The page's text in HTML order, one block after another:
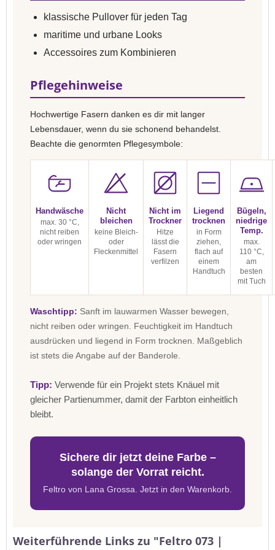
klassische Pullover für jeden Tag
maritime und urbane Looks
Accessoires zum Kombinieren
Pflegehinweise
Hochwertige Fasern danken es dir mit langer
Lebensdauer, wenn du sie schonend behandelst.
Beachte die genormten Pflegesymbole:
Handwäsche
max. 30 °C,
nicht reiben
oder wringen
Nicht
bleichen
keine Bleich-
oder
Fleckenmittel
Nicht im
Trockner
Hitze
lässt die
Fasern
verfilzen
Liegend
trocknen
in Form
ziehen,
flach auf
einem
Handtuch
Bügeln,
niedrige
Temp.
max.
110 °C,
am
besten
mit Tuch
Waschtipp: Sanft im lauwarmen Wasser bewegen,
nicht reiben oder wringen. Feuchtigkeit im Handtuch
ausdrücken und liegend in Form trocknen. Maßgeblich
ist stets die Angabe auf der Banderole.
Tipp: Verwende für ein Projekt stets Knäuel mit
gleicher Partienummer, damit der Farbton einheitlich
bleibt.
Sichere dir jetzt deine Farbe –
solange der Vorrat reicht.
Feltro von Lana Grossa. Jetzt in den Warenkorb.
Weiterführende Links zu "Feltro 073 |